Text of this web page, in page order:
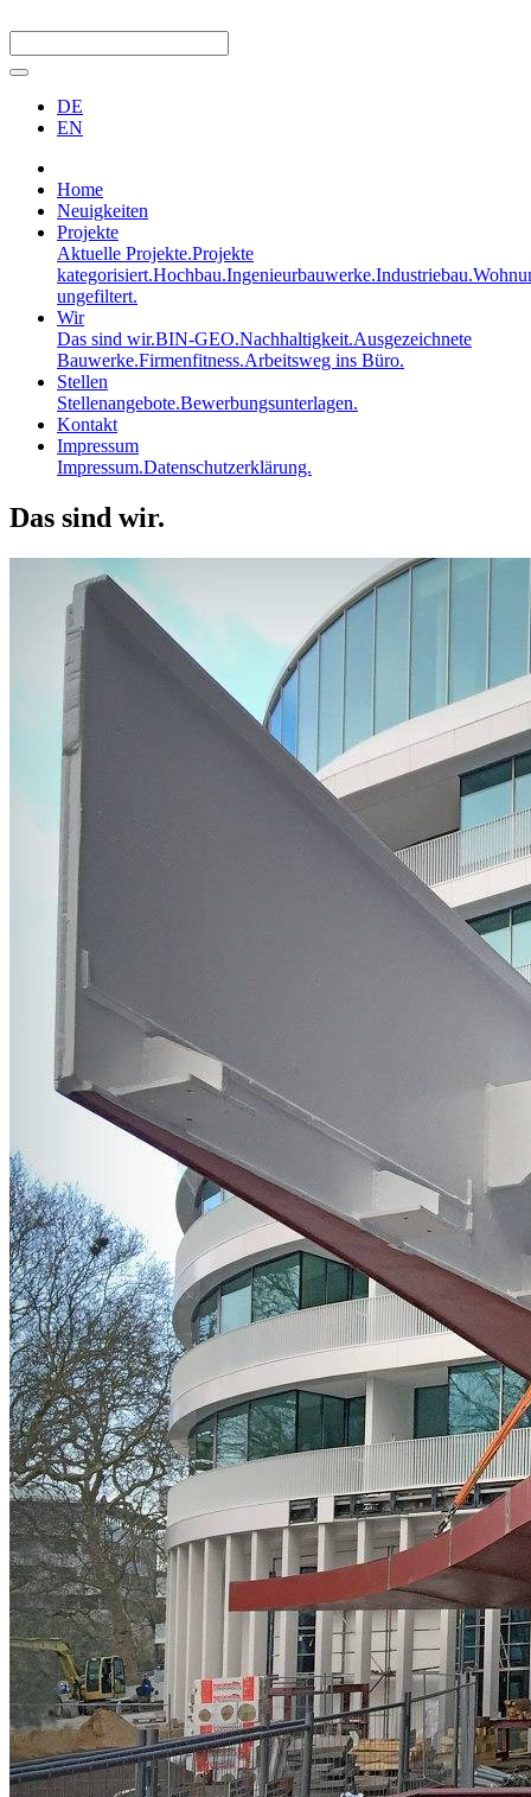
DE
EN
Home
Neuigkeiten
Projekte
Aktuelle Projekte.Projekte
kategorisiert.Hochbau.Ingenieurbauwerke.Industriebau.
ungefiltert.
Wir
Das sind wir.BIN-GEO.Nachhaltigkeit.Ausgezeichnete
Bauwerke.Firmenfitness.Arbeitsweg ins Büro.
Stellen
Stellenangebote.Bewerbungsunterlagen.
Kontakt
Impressum
Impressum.Datenschutzerklärung.
Das sind wir.